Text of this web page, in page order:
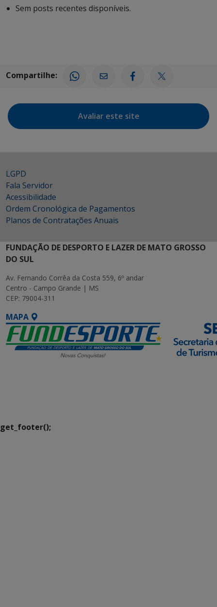
Sem posts recentes disponíveis.
Compartilhe:
Avaliar este site
LGPD
Fala Servidor
Acessibilidade
Ordem Cronológica de Pagamentos
Planos de Contratações Anuais
FUNDAÇÃO DE DESPORTO E LAZER DE MATO GROSSO
DO SUL
Av. Fernando Corrêa da Costa 559, 6º andar
Centro - Campo Grande | MS
CEP: 79004-311
MAPA
get_footer();